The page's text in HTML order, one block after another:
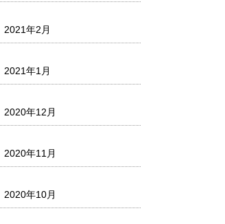
2021年2月
2021年1月
2020年12月
2020年11月
2020年10月